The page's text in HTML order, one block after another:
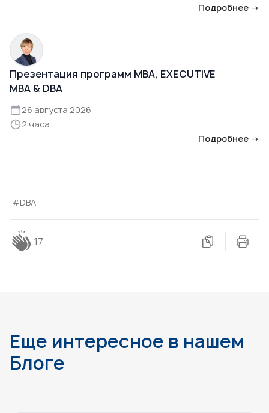
Подробнее →
Презентация программ MBA, EXECUTIVE
MBA & DBA
26 августа 2026
2 часа
Подробнее →
#DBA
17
Еще интересное в нашем
Блоге